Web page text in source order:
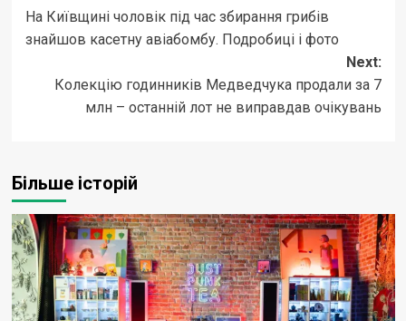
navigation
На Київщині чоловік під час збирання грибів
знайшов касетну авіабомбу. Подробиці і фото
Next:
Колекцію годинників Медведчука продали за 7
млн ​​– останній лот не виправдав очікувань
Більше історій